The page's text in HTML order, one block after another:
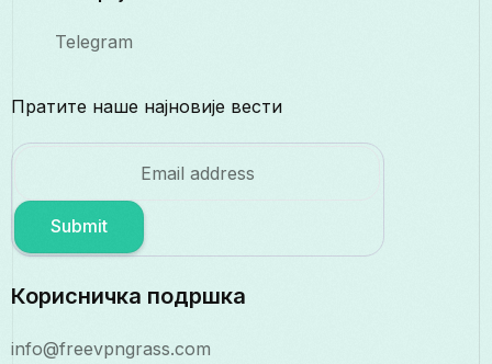
Telegram
Пратите наше најновије вести
Submit
Корисничка подршка
info@freevpngrass.com